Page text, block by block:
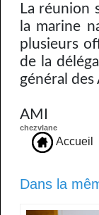
La réunion
la marine
plusieurs
de la
général des
AMI
chezvlane
Accueil
Dans la